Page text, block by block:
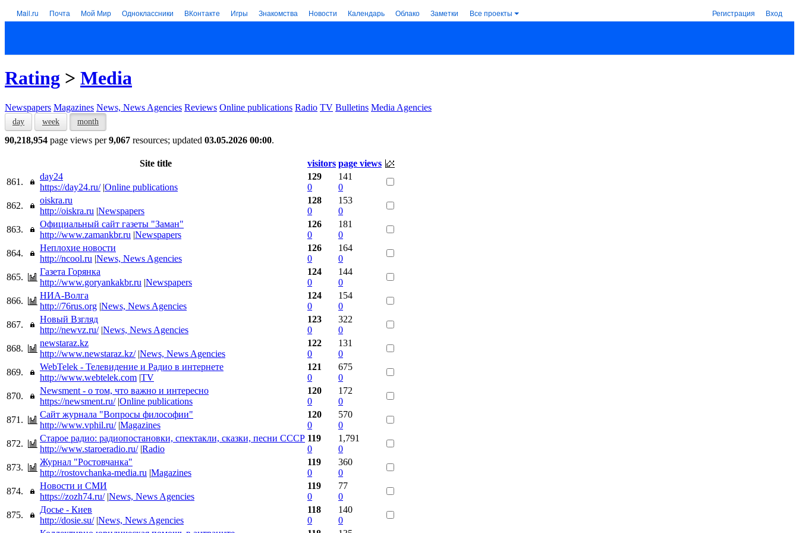
Mail.ru Почта Мой Мир Одноклассники ВКонтакте Игры Знакомства Новости Календарь Облако Заметки Все проекты Регистрация Вход
Rating > Media
Newspapers Magazines News, News Agencies Reviews Online publications Radio TV Bulletins Media Agencies
day week month
90,218,954 page views per9,067 resources; updated 03.05.2026 00:00.
Site title visitors page views
861.
day24
https://day24.ru/ |Online publications
129
0
141
0
862.
oiskra.ru
http://oiskra.ru |Newspapers
128
0
153
0
863.
Официальный сайт газеты "Заман"
http://www.zamankbr.ru |Newspapers
126
0
181
0
864.
Неплохие новости
http://ncool.ru |News, News Agencies
126
0
164
0
865.
Газета Горянка
http://www.goryankakbr.ru |Newspapers
124
0
144
0
866.
НИА-Волга
http://76rus.org |News, News Agencies
124
0
154
0
867.
Новый Взгляд
http://newvz.ru/ |News, News Agencies
123
0
322
0
868.
newstaraz.kz
http://www.newstaraz.kz/ |News, News Agencies
122
0
131
0
869.
WebTelek - Телевидение и Радио в интернете
http://www.webtelek.com |TV
121
0
675
0
870.
Newsment - о том, что важно и интересно
https://newsment.ru/ |Online publications
120
0
172
0
871.
Сайт журнала "Вопросы философии"
http://www.vphil.ru/ |Magazines
120
0
570
0
872.
Старое радио: радиопостановки, спектакли, сказки, песни СССР
http://www.staroeradio.ru/ |Radio
119
0
1,791
0
873.
Журнал "Ростовчанка"
http://rostovchanka-media.ru |Magazines
119
0
360
0
874.
Новости и СМИ
https://zozh74.ru/ |News, News Agencies
119
0
77
0
875.
Досье - Киев
http://dosie.su/ |News, News Agencies
118
0
140
0